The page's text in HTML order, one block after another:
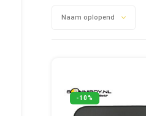
Naam oplopend
-10%